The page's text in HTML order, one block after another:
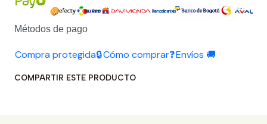
Métodos de pago
Compra protegida🔒Cómo comprar❓Envíos 🚚
COMPARTIR ESTE PRODUCTO